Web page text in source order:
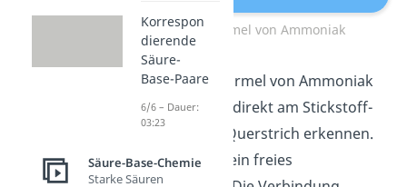
Strukturformel von Ammoniak
In der Strukturformel von Ammoniak
(NH3) kannst du direkt am Stickstoff-
Atom (N) einen Querstrich erkennen.
Dieser steht für ein freies
Korrespon
dierende
Säure-
Base-Paare
6/6 – Dauer:
03:23
Säure-Base-Chemie
Starke Säuren